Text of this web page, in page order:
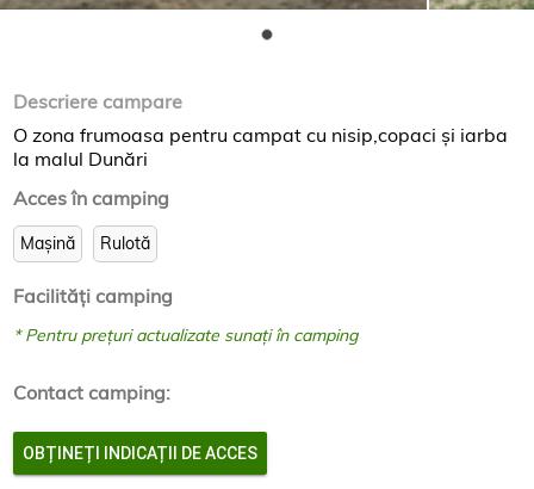
Descriere campare
O zona frumoasa pentru campat cu nisip,copaci și iarba
la malul Dunări
Acces în camping
Mașină Rulotă
Facilităţi camping
* Pentru prețuri actualizate sunați în camping
Contact camping:
OBȚINEȚI INDICAȚII DE ACCES